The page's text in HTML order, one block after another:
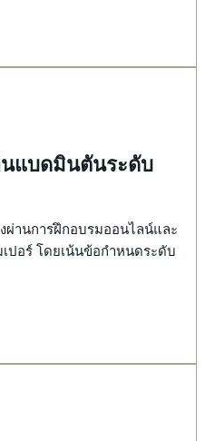
นแบดมินตันระดับ
านการฝึกอบรมออนไลน์และ
ปอร์ โดยเน้นข้อกำหนดระดับ